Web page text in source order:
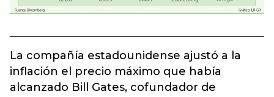
La compañía estadounidense ajustó a la
inflación el precio máximo que había
alcanzado Bill Gates, cofundador de